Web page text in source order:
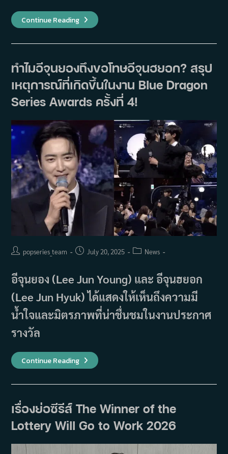
Continue Readingผู้
เชี่ยวชาญ
บันเทิง
5
คู่
พระ-
นาง
แห่ง
ปี
2025
ทำไมอีจุนยองถึงขอโทษอีจุนฮยอก? สรุป
เหตุการณ์ที่เกิดขึ้นในงาน Blue Dragon
Series Awards ครั้งที่ 4!
Postpopseries_team
PostJuly 20, 2025
PostNews
อีจุนยอง (Lee Jun Young) และ อีจุนฮยอก
(Lee Jun Hyuk) ได้แสดงให้เห็นถึงความมี
น้ำใจและมิตรภาพที่น่าชื่นชมในงานประกาศ
รางวัล
Continue Readingทำไม
อี
ยอง
อี
จุน
สรุป
เหตุการณ์
เกิด
เรื่องย่อซีรีส์ The Winner of the
Lottery Will Go to Work 2026